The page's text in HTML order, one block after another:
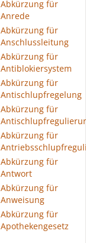
Abkürzung für
Anrede
Abkürzung für
Anschlussleitung
Abkürzung für
Antiblokiersystem
Abkürzung für
Antischlupfregelung
Abkürzung für
Abkürzung für
Abkürzung für
Antwort
Abkürzung für
Anweisung
Abkürzung für
Apothekengesetz